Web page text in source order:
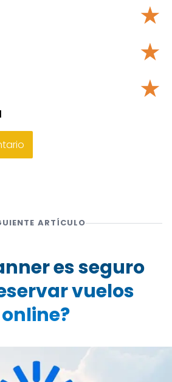
★
★
★
ARTÍCULO
es seguro
vuelos
online?